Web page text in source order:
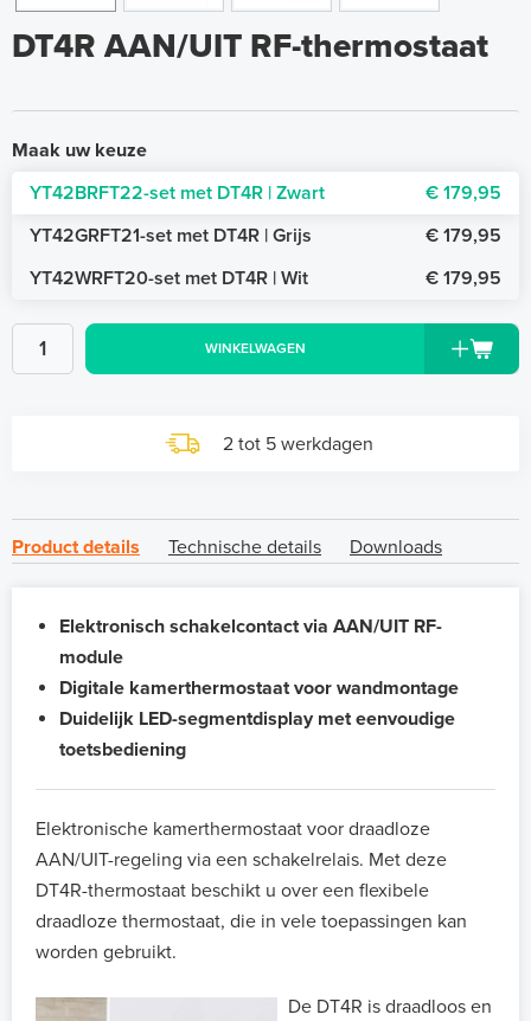
DT4R AAN/UIT RF-thermostaat
Maak uw keuze
YT42BRFT22-set met DT4R | Zwart
€ 179,95
YT42GRFT21-set met DT4R | Grijs
€ 179,95
YT42WRFT20-set met DT4R | Wit
€ 179,95
WINKELWAGEN
2 tot 5 werkdagen
Product details Technische details Downloads
Elektronisch schakelcontact via AAN/UIT RF-
module
Digitale kamerthermostaat voor wandmontage
Duidelijk LED-segmentdisplay met eenvoudige
toetsbediening
Elektronische kamerthermostaat voor draadloze
AAN/UIT-regeling via een schakelrelais. Met deze
DT4R-thermostaat beschikt u over een flexibele
draadloze thermostaat, die in vele toepassingen kan
worden gebruikt.
De DT4R is draadloos en